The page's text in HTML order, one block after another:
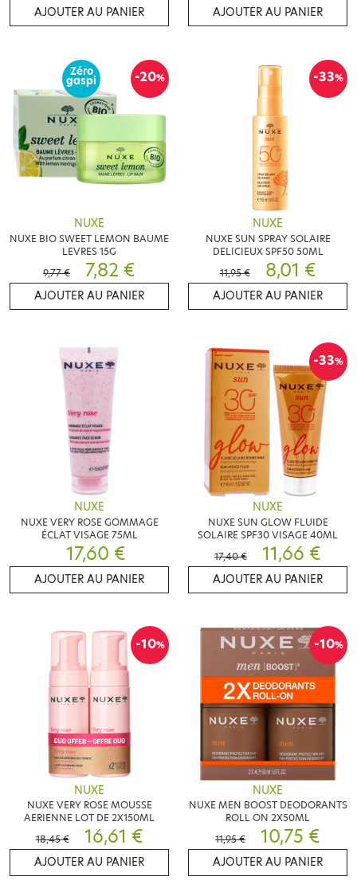
AJOUTER AU PANIER AJOUTER AU PANIER
-20%
Zéro
gaspi
NUXE
NUXE BIO SWEET LEMON BAUME
LEVRES 15G
9,77 €
7,82 €
AJOUTER AU PANIER
-33%
NUXE
NUXE SUN SPRAY SOLAIRE
DELICIEUX SPF50 50ML
11,95 €
8,01 €
AJOUTER AU PANIER
NUXE
NUXE VERY ROSE GOMMAGE
ÉCLAT VISAGE 75ML
17,60 €
AJOUTER AU PANIER
-33%
NUXE
NUXE SUN GLOW FLUIDE
SOLAIRE SPF30 VISAGE 40ML
17,40 €
11,66 €
AJOUTER AU PANIER
-10%
NUXE
NUXE VERY ROSE MOUSSE
AERIENNE LOT DE 2X150ML
18,45 €
16,61 €
AJOUTER AU PANIER
-10%
NUXE
NUXE MEN BOOST DEODORANTS
ROLL ON 2X50ML
11,95 €
10,75 €
AJOUTER AU PANIER